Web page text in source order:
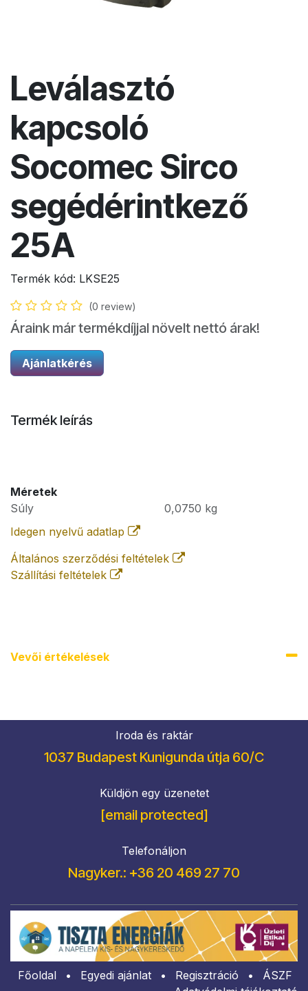
Leválasztó
kapcsoló
Socomec Sirco
segédérintkező
25A
Termék kód: LKSE25
(0 review)
Áraink már termékdíjjal növelt nettó árak!
Ajánlatkérés
Termék leírás
Méretek
Súly
0,0750 kg
Idegen nyelvű adatlap
Általános szerződési feltételek
Szállítási feltételek
Vevői értékel​ések
Iroda és raktár
1037 Budapest Kunigunda útja 60/C
Küldjön egy üzenetet
[email protected]
Telefonáljon
Nagyker.: +36 20 469 27 70
Főoldal • Egyedi ajánlat • Regisztráció •
​ÁSZF